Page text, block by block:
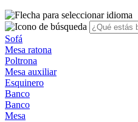
Sofá
Mesa ratona
Poltrona
Mesa auxiliar
Esquinero
Banco
Banco
Mesa